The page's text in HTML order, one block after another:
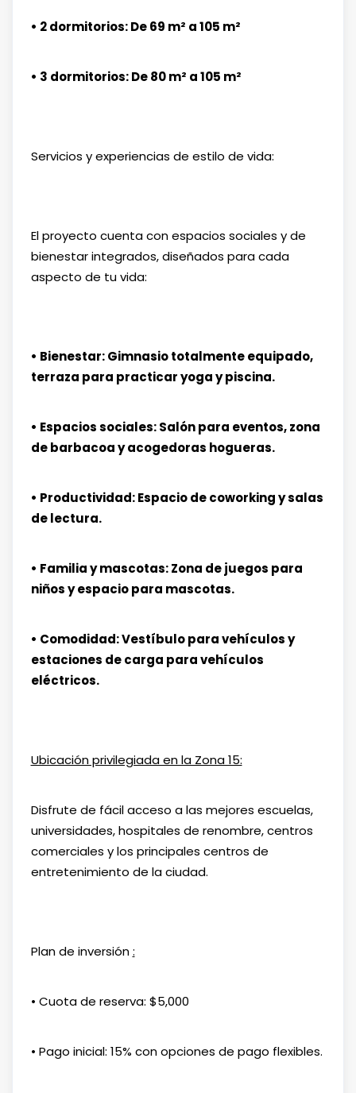
• 2 dormitorios: De 69 m² a 105 m²
• 3 dormitorios: De 80 m² a 105 m²
Servicios y experiencias de estilo de vida:
El proyecto cuenta con espacios sociales y de
bienestar integrados, diseñados para cada
aspecto de tu vida:
• Bienestar: Gimnasio totalmente equipado,
terraza para practicar yoga y piscina.
• Espacios sociales: Salón para eventos, zona
de barbacoa y acogedoras hogueras.
• Productividad: Espacio de coworking y salas
de lectura.
• Familia y mascotas: Zona de juegos para
niños y espacio para mascotas.
• Comodidad: Vestíbulo para vehículos y
estaciones de carga para vehículos
eléctricos.
Ubicación privilegiada en la Zona 15:
Disfrute de fácil acceso a las mejores escuelas,
universidades, hospitales de renombre, centros
comerciales y los principales centros de
entretenimiento de la ciudad.
Plan de inversión:
• Cuota de reserva: $5,000
• Pago inicial: 15% con opciones de pago flexibles.